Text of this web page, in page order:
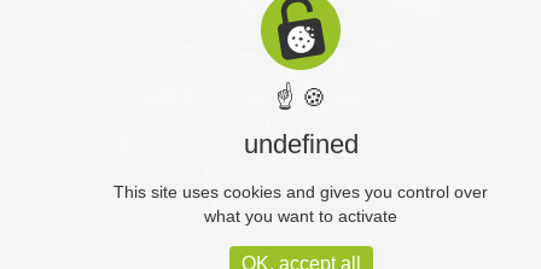
☝ 🍪
undefined
This site uses cookies and gives you control over
what you want to activate
OK, accept all